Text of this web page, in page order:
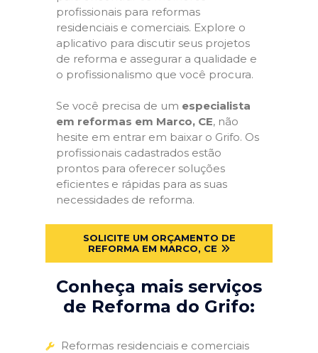
profissionais para reformas
residenciais e comerciais. Explore o
aplicativo para discutir seus projetos
de reforma e assegurar a qualidade e
o profissionalismo que você procura.
Se você precisa de um especialista
em reformas em Marco, CE, não
hesite em entrar em baixar o Grifo. Os
profissionais cadastrados estão
prontos para oferecer soluções
eficientes e rápidas para as suas
necessidades de reforma.
SOLICITE UM ORÇAMENTO DE
REFORMA EM MARCO, CE
Conheça mais serviços
de Reforma do Grifo:
Reformas residenciais e comerciais